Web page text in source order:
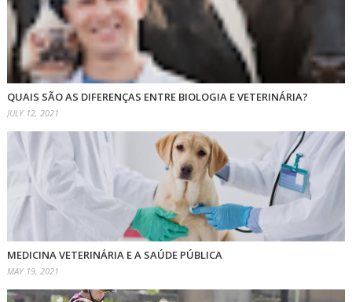
QUAIS SÃO AS DIFERENÇAS ENTRE BIOLOGIA E VETERINÁRIA?
JULY 12, 2021
MEDICINA VETERINÁRIA E A SAÚDE PÚBLICA
MAY 19, 2021